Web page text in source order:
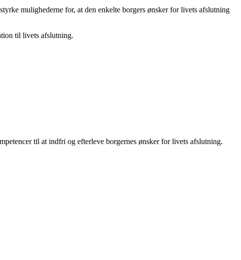
mulighederne for, at den enkelte borgers ønsker for livets afslutning
til livets afslutning.
til at indfri og efterleve borgernes ønsker for livets afslutning.